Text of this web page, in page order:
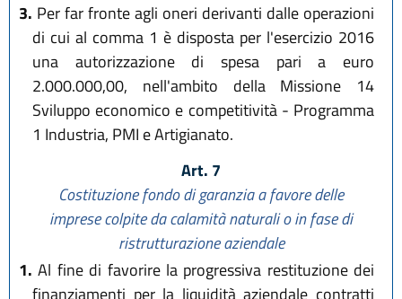
3. Per far fronte agli oneri derivanti dalle operazioni
di cui al comma 1 è disposta per l'esercizio 2016
una autorizzazione di spesa pari a euro
2.000.000,00, nell'ambito della Missione 14
Sviluppo economico e competitività - Programma
1 Industria, PMI e Artigianato.
Art. 7
Costituzione fondo di garanzia a favore delle
imprese colpite da calamità naturali o in fase di
ristrutturazione aziendale
1. Al fine di favorire la progressiva restituzione dei
finanziamenti per la liquidità aziendale contratti